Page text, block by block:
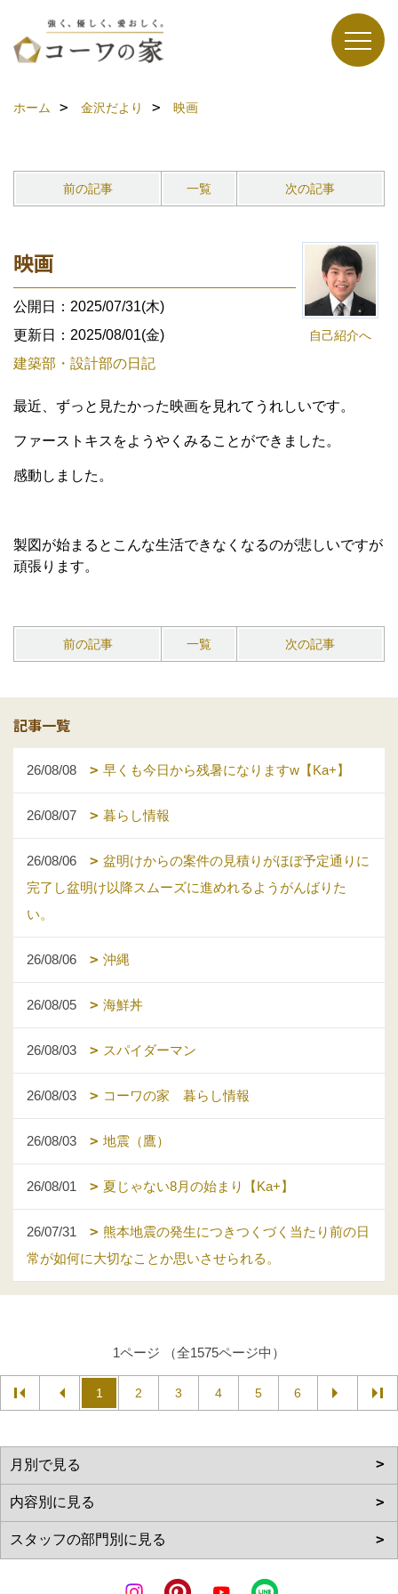
ホーム 金沢だより 映画
前の記事 一覧 次の記事
自己紹介へ
映画
公開日：2025/07/31(木)
更新日：2025/08/01(金)
建築部・設計部の日記
最近、ずっと見たかった映画を見れてうれしいです。
ファーストキスをようやくみることができました。
感動しました。
製図が始まるとこんな生活できなくなるのが悲しいですが
頑張ります。
前の記事 一覧 次の記事
記事一覧
26/08/08 早くも今日から残暑になりますw【Ka+】
26/08/07 暮らし情報
26/08/06
盆明けからの案件の見積りがほぼ予定通りに
完了し盆明け以降スムーズに進めれるようがんばりた
い。
26/08/06 沖縄
26/08/05 海鮮丼
26/08/03 スパイダーマン
26/08/03 コーワの家 暮らし情報
26/08/03 地震（鷹）
26/08/01 夏じゃない8月の始まり【Ka+】
26/07/31
熊本地震の発生につきつくづく当たり前の日
常が如何に大切なことか思いさせられる。
1ページ （全1575ページ中）
1 2 3 4 5 6